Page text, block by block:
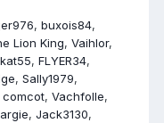
buxois84
Lion King Vaihlor
kat55 FLYER34
Sally1979
comcot Vachfolle
Jack3130